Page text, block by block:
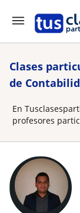
Clases
de
En
profesores